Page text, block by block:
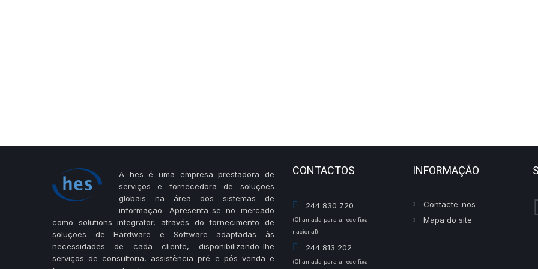
A hes é uma empresa prestadora de
serviços e fornecedora de soluções
globais na área dos sistemas de
informação. Apresenta-se no mercado
como solutions integrator, através do fornecimento de
soluções de Hardware e Software adaptadas às
necessidades de cada cliente, disponibilizando-lhe
serviços de consultoria, assistência pré e pós venda e
CONTACTOS
244 830 720
(Chamada para a rede fixa
nacional)
244 813 202
(Chamada para a rede fixa
INFORMAÇÃO
Contacte-nos
Mapa do site